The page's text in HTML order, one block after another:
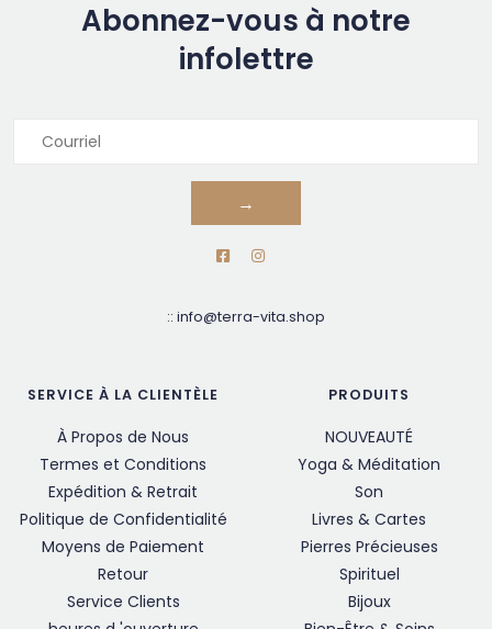
Abonnez-vous à notre
infolettre
→
:: info@terra-vita.shop
SERVICE À LA CLIENTÈLE
À Propos de Nous
Termes et Conditions
Expédition & Retrait
Politique de Confidentialité
Moyens de Paiement
Retour
Service Clients
PRODUITS
NOUVEAUTÉ
Yoga & Méditation
Son
Livres & Cartes
Pierres Précieuses
Spirituel
Bijoux